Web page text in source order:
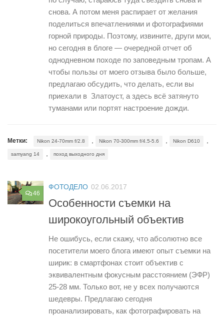
снова. А потом меня распирает от желания
поделиться впечатлениями и фотографиями
горной природы. Поэтому, извините, други мои,
но сегодня в блоге — очередной отчет об
однодневном походе по заповедным тропам. А
чтобы пользы от моего отзыва было больше,
предлагаю обсудить, что делать, если вы
приехали в Златоуст, а здесь всё затянуто
туманами или портят настроение дожди.
Метки: Nikon 24-70mm f/2.8 Nikon 70-300mm f/4.5-5.6 Nikon D610
samyang 14 поход выходного дня
46
ФОТОДЕЛО 02.06.2017
Особенности съемки на
широкоугольный объектив
Не ошибусь, если скажу, что абсолютно все
посетители моего блога имеют опыт съемки на
ширик: в смартфонах стоит объектив с
эквивалентным фокусным расстоянием (ЭФР)
25-28 мм. Только вот, не у всех получаются
шедевры. Предлагаю сегодня
проанализировать, как фотографировать на